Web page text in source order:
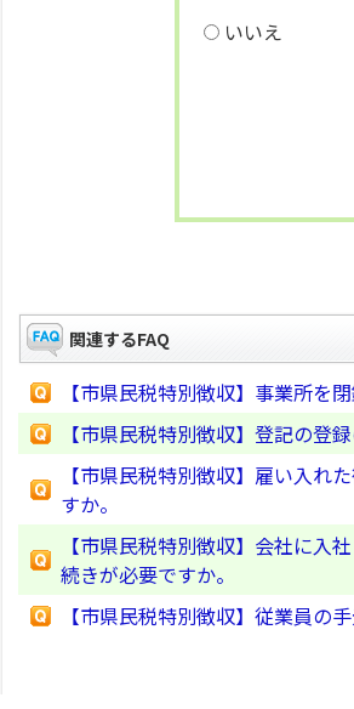
いいえ
関連するFAQ
【市県民税特別徴収】事業所を
【市県民税特別徴収】登記の登
【市県民税特別徴収】雇い入れ
すか。
【市県民税特別徴収】会社に入
続きが必要ですか。
【市県民税特別徴収】従業員の